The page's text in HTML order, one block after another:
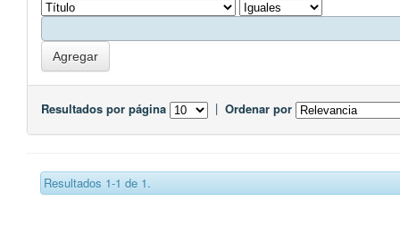
Resultados por página | Ordenar por
Resultados 1-1 de 1.